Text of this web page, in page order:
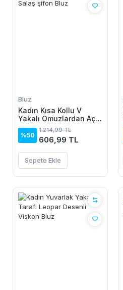
Bluz
Kadın Kısa Kollu V
Yakalı Omuzlardan Açık
Salaş şifon Bluz
%50
1.214,99 TL
606,99 TL
Sepete Ekle